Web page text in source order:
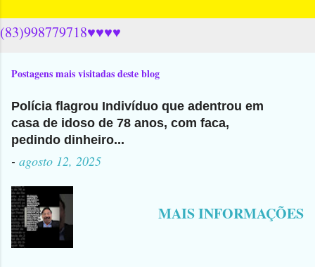
(83)998779718♥♥♥♥
Postagens mais visitadas deste blog
Polícia flagrou Indivíduo que adentrou em
casa de idoso de 78 anos, com faca,
pedindo dinheiro...
- agosto 12, 2025
MAIS INFORMAÇÕES